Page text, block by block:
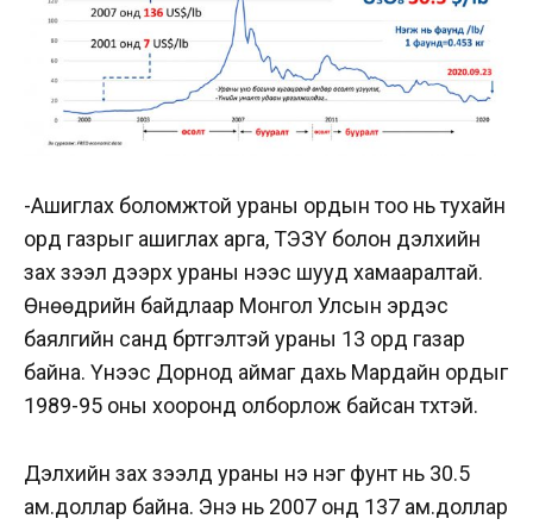
-Ашиглах боломжтой ураны ордын тоо нь тухайн
орд газрыг ашиглах арга, ТЭЗҮ болон дэлхийн
зах зээл дээрх ураны үнээс шууд хамааралтай.
Өнөөдрийн байдлаар Монгол Улсын эрдэс
баялгийн санд бүртгэлтэй ураны 13 орд газар
байна. Үүнээс Дорнод аймаг дахь Мардайн ордыг
1989-95 оны хооронд олборлож байсан түүхтэй.
Дэлхийн зах зээлд ураны үнэ нэг фунт нь 30.5
ам.доллар байна. Энэ нь 2007 онд 137 ам.доллар